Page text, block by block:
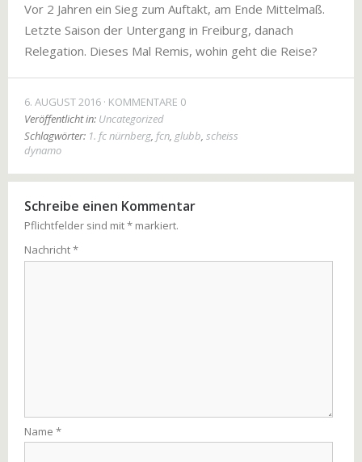
Vor 2 Jahren ein Sieg zum Auftakt, am Ende Mittelmaß.
Letzte Saison der Untergang in Freiburg, danach
Relegation. Dieses Mal Remis, wohin geht die Reise?
6. AUGUST 2016 KOMMENTARE 0
Veröffentlicht in: Uncategorized
Schlagwörter: 1. fc nürnberg, fcn, glubb, scheiss
dynamo
Schreibe einen Kommentar
Pflichtfelder sind mit* markiert.
Nachricht*
Name *